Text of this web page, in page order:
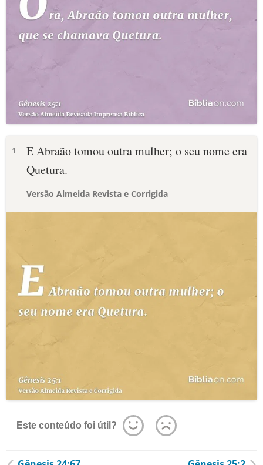
1
E Abraão tomou outra mulher; o seu nome era
Quetura.
Versão Almeida Revista e Corrigida
Este conteúdo foi útil?